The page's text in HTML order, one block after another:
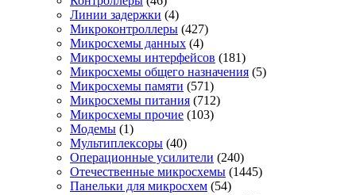
Линии задержки (4)
Микроконтроллеры (427)
Микросхемы данных (4)
Микросхемы интерфейсов (181)
Микросхемы общего назначения (5)
Микросхемы памяти (571)
Микросхемы питания (712)
Микросхемы прочие (103)
Модемы (1)
Мультиплексоры (40)
Операционные усилители (240)
Отечественные микросхемы (1445)
Панельки для микросхем (54)